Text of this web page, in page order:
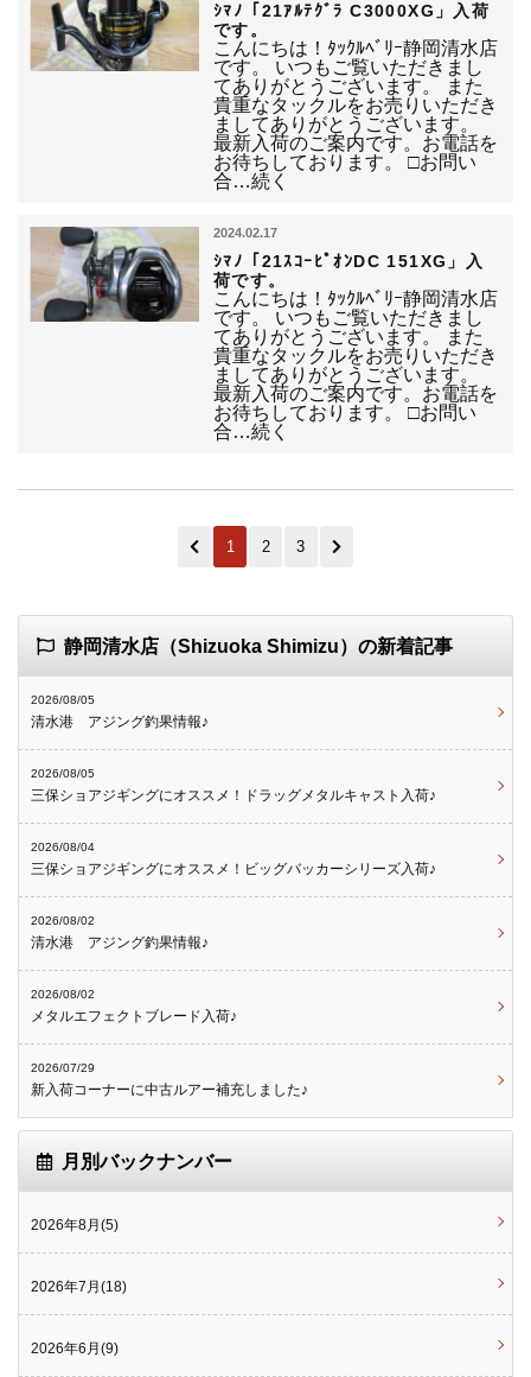
ｼﾏﾉ「21ｱﾙﾃｸﾞﾗ C3000XG」入荷
です。
こんにちは！ﾀｯｸﾙﾍﾞﾘｰ静岡清水店
です。 いつもご覧いただきまし
てありがとうございます。 また
貴重なタックルをお売りいただき
ましてありがとうございます。
最新入荷のご案内です。お電話を
お待ちしております。 □お問い
合…続く
2024.02.17
ｼﾏﾉ「21ｽｺｰﾋﾟｵﾝDC 151XG」入
荷です。
こんにちは！ﾀｯｸﾙﾍﾞﾘｰ静岡清水店
です。 いつもご覧いただきまし
てありがとうございます。 また
貴重なタックルをお売りいただき
ましてありがとうございます。
最新入荷のご案内です。お電話を
お待ちしております。 □お問い
合…続く
1 2 3
静岡清水店（Shizuoka Shimizu）の新着記事
2026/08/05
清水港 アジング釣果情報♪
2026/08/05
三保ショアジギングにオススメ！ドラッグメタルキャスト入荷♪
2026/08/04
三保ショアジギングにオススメ！ビッグバッカーシリーズ入荷♪
2026/08/02
清水港 アジング釣果情報♪
2026/08/02
メタルエフェクトブレード入荷♪
2026/07/29
新入荷コーナーに中古ルアー補充しました♪
月別バックナンバー
2026年8月(5)
2026年7月(18)
2026年6月(9)